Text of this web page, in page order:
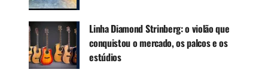
Linha Diamond Strinberg: o violão que
conquistou o mercado, os palcos e os
estúdios